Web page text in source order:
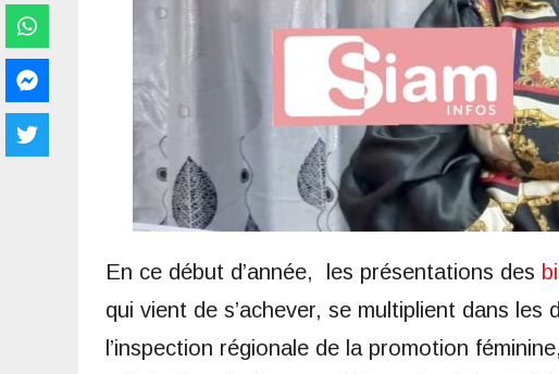
En ce début d’année, les présentations des
qui vient de s’achever, se multiplient dans
l’inspection régionale de la promotion